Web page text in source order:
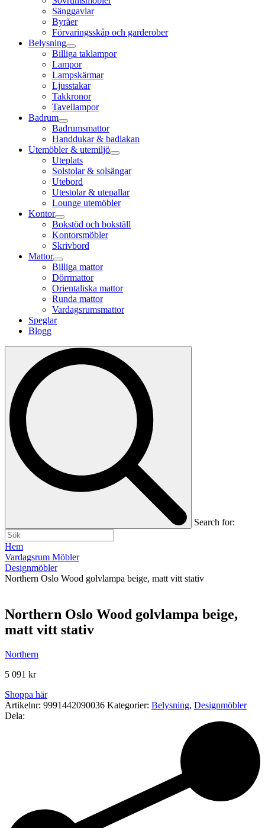
Sänggavlar
Byråer
Förvaringsskåp och garderober
Belysning
Billiga taklampor
Lampor
Lampskärmar
Ljusstakar
Takkronor
Tavellampor
Badrum
Badrumsmattor
Handdukar & badlakan
Utemöbler & utemiljö
Uteplats
Solstolar & solsängar
Utebord
Utestolar & utepallar
Lounge utemöbler
Kontor
Bokstöd och bokställ
Kontorsmöbler
Skrivbord
Mattor
Billiga mattor
Dörrmattor
Orientaliska mattor
Runda mattor
Vardagsrumsmattor
Speglar
Blogg
Search for:
Hem
Vardagsrum Möbler
Designmöbler
Northern Oslo Wood golvlampa beige, matt vitt stativ
Northern Oslo Wood golvlampa beige,
matt vitt stativ
Northern
5 091 kr
Shoppa här
Artikelnr: 9991442090036 Kategorier: Belysning, Designmöbler
Dela: